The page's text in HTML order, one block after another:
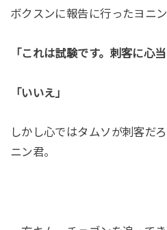
ボクスンに報告に行ったヨニン
「これは試験です。刺客に心当
「いいえ」
しかし心ではタムソが刺客だ
ニン君。